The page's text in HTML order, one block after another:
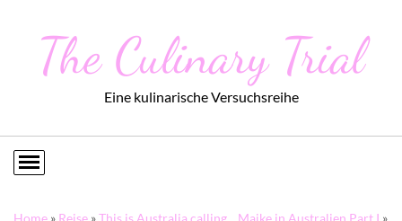
The Culinary Trial
Eine kulinarische Versuchsreihe
Home » Reise »This is Australia calling... Maike in Australien Part I »